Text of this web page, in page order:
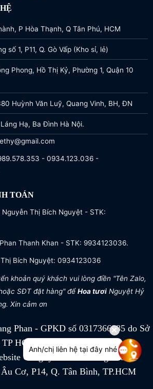
P Hòa Thạnh, Q Tân Phú, HCM
số 1, P11, Q. Gò Vấp (Kho sỉ, lẻ)
Phong, Hồ Thị Kỷ, Phường 1, Quận 10
Huỳnh Văn Luỹ, Quang Vinh, BH, ĐN
Hạ, Ba Đình Hà Nội.
- 0934.123.036 -
TOÁN
Nguyễn Thị Bích Nguyệt - STK:
Thanh Khan - STK: 9934123036.
Bích Nguyệt: 0934123036
khoản quý khách vui lòng điền "Tên Zalo,
SĐT đặt hàng" đểHoa tươiNguyệt Hỷ
Xin cảm ơn
Phan - GPKD số 0317366885 do Sở
HCM cấp ngày 04/07/2022
Công ty TNHH Khang Phan
Cơ, P14, Q. Tân Bình, TP.HCM
Anh/chị liên hệ tại đây nhé